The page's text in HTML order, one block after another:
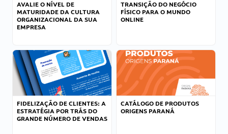
AVALIE O NÍVEL DE
MATURIDADE DA CULTURA
ORGANIZACIONAL DA SUA
EMPRESA
TRANSIÇÃO DO NEGÓCIO
FÍSICO PARA O MUNDO
ONLINE
FIDELIZAÇÃO DE CLIENTES: A
ESTRATÉGIA POR TRÁS DO
GRANDE NÚMERO DE VENDAS
CATÁLOGO DE PRODUTOS
ORIGENS PARANÁ